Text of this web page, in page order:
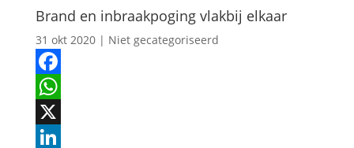
Brand en inbraakpoging vlakbij elkaar
31 okt 2020| Niet gecategoriseerd
Facebook
WhatsApp
X